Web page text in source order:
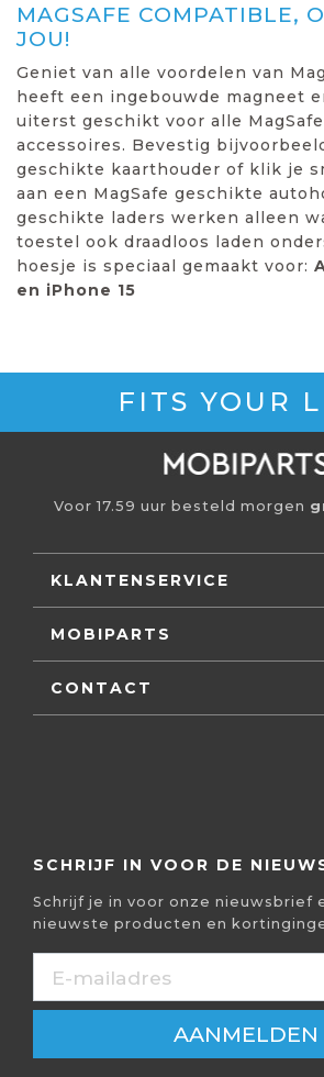
MAGSAFE COMPATIBLE,
JOU!
Geniet van alle voordelen van
heeft een ingebouwde magneet
uiterst geschikt voor alle
accessoires. Bevestig
geschikte kaarthouder of klik je
aan een MagSafe geschikte
geschikte laders werken alleen
toestel ook draadloos laden
hoesje is speciaal gemaakt voor:
en iPhone 15
FITS YOUR
Voor 17.59 uur besteld morgen
KLANTENSERVICE
MOBIPARTS
CONTACT
SCHRIJF IN VOOR DE
Schrijf je in voor onze nieuwsbrief
nieuwste producten en
AANMELDEN